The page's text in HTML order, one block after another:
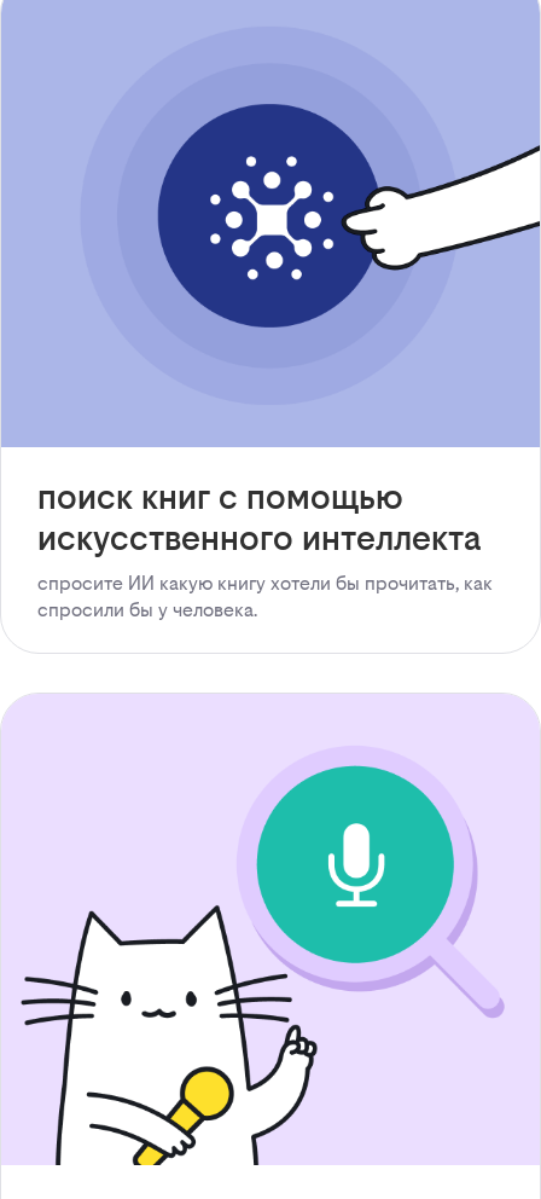
поиск книг с помощью
искусственного интеллекта
спросите ИИ какую книгу хотели бы прочитать, как
спросили бы у человека.